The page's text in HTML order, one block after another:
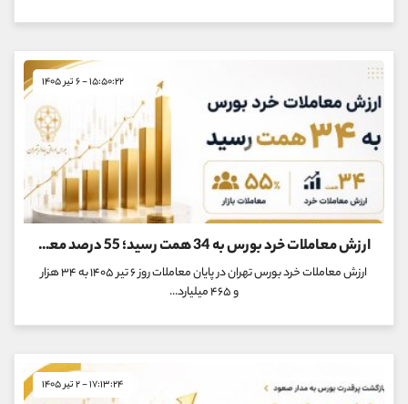
۱۵:۵۰:۲۲ - ۶ تیر ۱۴۰۵
ارزش معاملات خرد بورس به 34 همت رسید؛ 55 درصد معاملات بازار در اختیار سهامداران
ارزش معاملات خرد بورس تهران در پایان معاملات روز ۶ تیر ۱۴۰۵ به ۳۴ هزار
و ۴۶۵ میلیارد...
۱۷:۱۳:۲۴ - ۲ تیر ۱۴۰۵